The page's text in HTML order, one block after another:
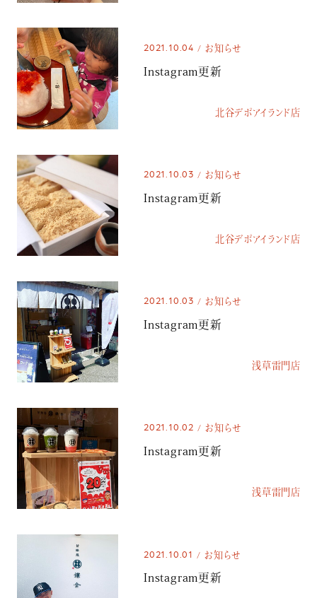
2021.10.04 お知らせ
Instagram更新
北谷デポアイランド店
2021.10.03 お知らせ
Instagram更新
北谷デポアイランド店
2021.10.03 お知らせ
Instagram更新
浅草雷門店
2021.10.02 お知らせ
Instagram更新
浅草雷門店
2021.10.01 お知らせ
Instagram更新